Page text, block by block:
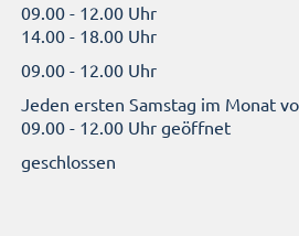
09.00 - 12.00 Uhr
14.00 - 18.00 Uhr
09.00 - 12.00 Uhr
Jeden ersten Samstag im Monat
09.00 - 12.00 Uhr geöffnet
geschlossen